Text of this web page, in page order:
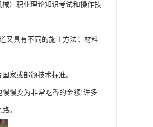
）职业理论知识考试和操作技
又具有不同的施工方法；材料
家或部颁技术标准。
慢变为非常吃香的金领!许多
。